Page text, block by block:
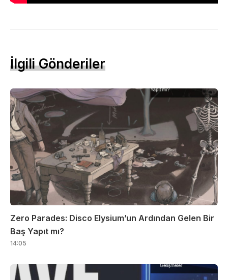
İlgili Gönderiler
Zero Parades: Disco Elysium’un Ardından Gelen Bir
Baş Yapıt mı?
14:05